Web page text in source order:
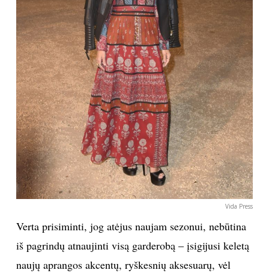
Vida Press
Verta prisiminti, jog atėjus naujam sezonui, nebūtina
iš pagrindų atnaujinti visą garderobą – įsigijusi keletą
naujų aprangos akcentų, ryškesnių aksesuarų, vėl